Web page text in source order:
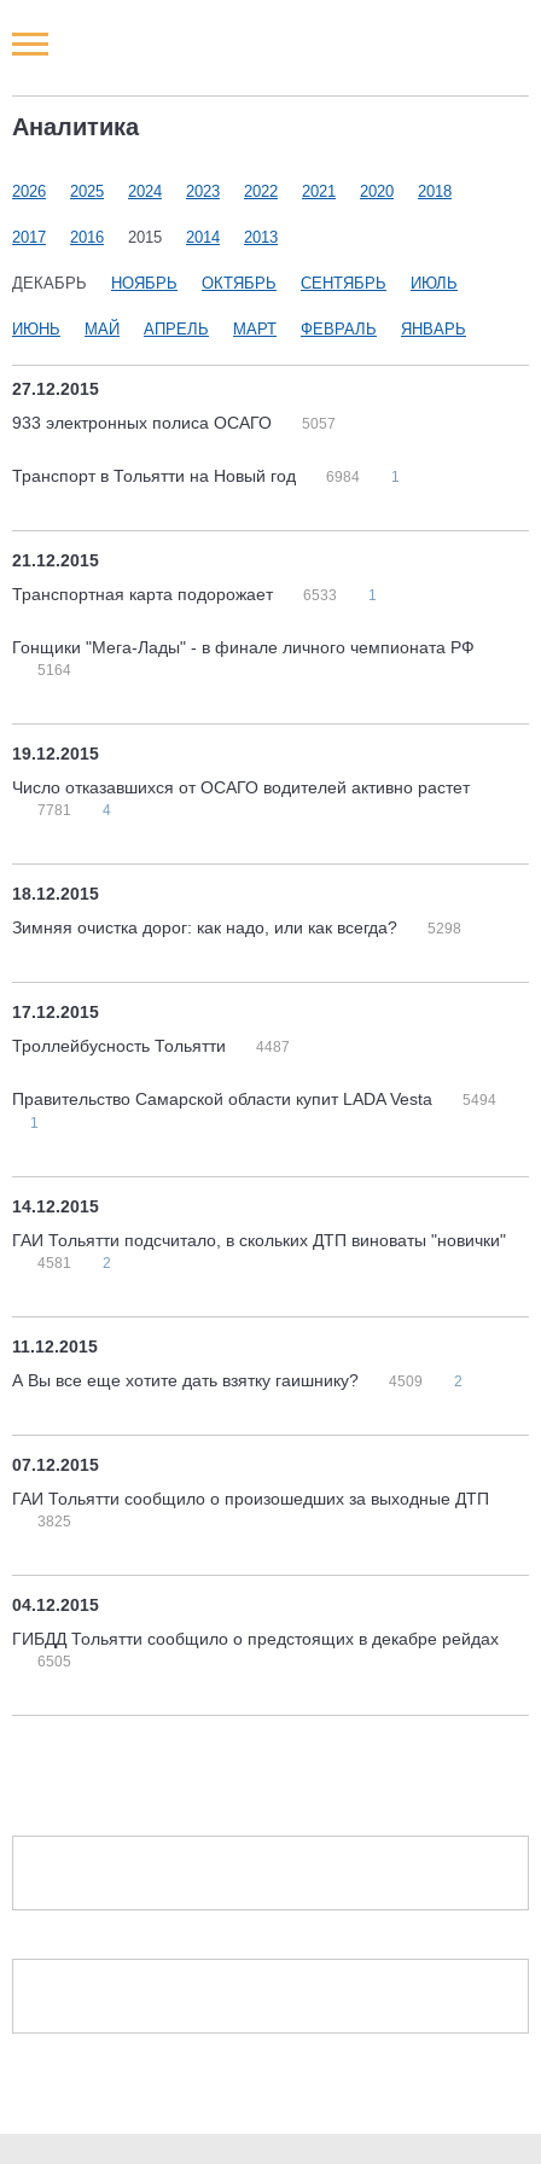
Аналитика
2026 2025 2024 2023 2022 2021 2020 2018
2017 2016 2015 2014 2013
ДЕКАБРЬ НОЯБРЬ ОКТЯБРЬ СЕНТЯБРЬ ИЮЛЬ
ИЮНЬ МАЙ АПРЕЛЬ МАРТ ФЕВРАЛЬ ЯНВАРЬ
27.12.2015
933 электронных полиса ОСАГО
5057
Транспорт в Тольятти на Новый год 6984 1
21.12.2015
Транспортная карта подорожает
6533 1
Гонщики "Мега-Лады" - в финале личного чемпионата РФ
5164
19.12.2015
Число отказавшихся от ОСАГО водителей активно растет
7781 4
18.12.2015
Зимняя очистка дорог: как надо, или как всегда?
5298
17.12.2015
Троллейбусность Тольятти
4487
Правительство Самарской области купит LADA Vesta
5494
1
14.12.2015
ГАИ Тольятти подсчитало, в скольких ДТП виноваты "новички"
4581 2
11.12.2015
А Вы все еще хотите дать взятку гаишнику?
4509 2
07.12.2015
ГАИ Тольятти сообщило о произошедших за выходные ДТП
3825
04.12.2015
ГИБДД Тольятти сообщило о предстоящих в декабре рейдах
6505
Новости РФ
Наши мероприятия
Статьи